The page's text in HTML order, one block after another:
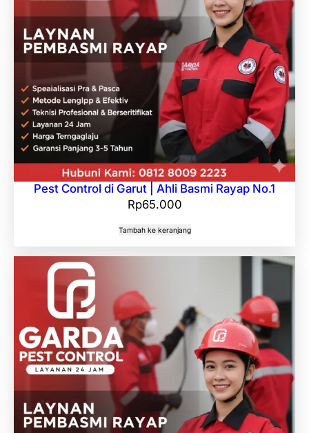
Pest Control di Garut | Ahli Basmi Rayap No.1
Rp65.000
Tambah ke keranjang